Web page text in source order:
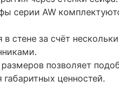
серии AW
стене за счёт
позволяет
ценностей.